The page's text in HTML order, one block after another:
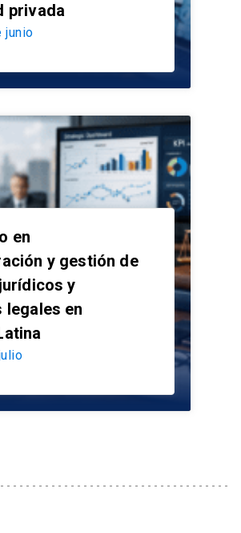
privada
junio
en
y gestión de
y
legales en